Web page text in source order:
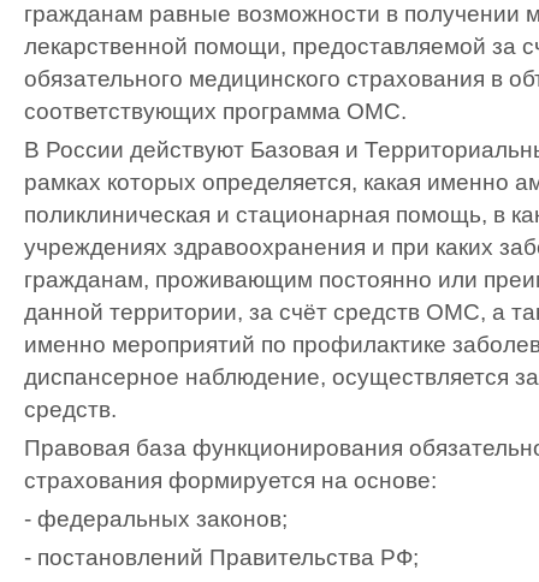
гражданам равные возможности в получении
лекарственной помощи, предоставляемой за
обязательного медицинского страхования в
соответствующих программа ОМС.
В России действуют Базовая и
рамках которых определяется, какая именно
поликлиническая и стационарная помощь, в
учреждениях здравоохранения и при каких
гражданам, проживающим постоянно или
данной территории, за счёт средств ОМС, а
именно мероприятий по профилактике
диспансерное наблюдение, осуществляется
средств.
Правовая база функционирования
страхования формируется на основе:
- федеральных законов;
- постановлений Правительства РФ;